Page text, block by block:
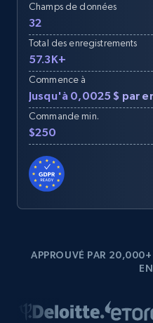
Champs de données
32
Total des enregistrements
57.3K+
Commence à
Jusqu'à 0,0025 $ par
Commande min.
$250
APPROUVÉ PAR